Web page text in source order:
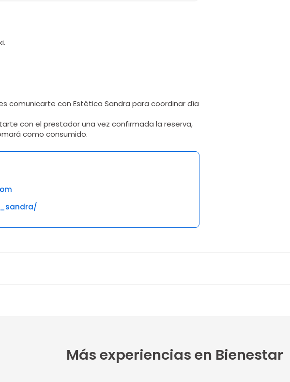
comunicarte con Estética Sandra para coordinar día
con el prestador una vez confirmada la reserva,
como consumido.
Más experiencias en Bienestar